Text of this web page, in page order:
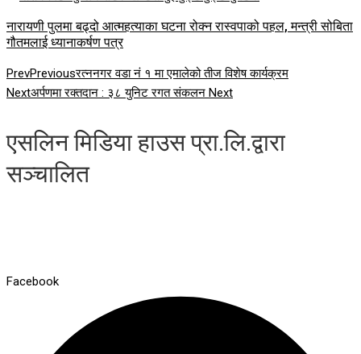
नारायणी पुलमा बढ्दो आत्महत्याका घटना रोक्न रास्वपाको पहल, मन्त्री सोबिता
गौतमलाई ध्यानाकर्षण पत्र
PrevPreviousरत्ननगर वडा नं १ मा एमालेको तीज विशेष कार्यक्रम
Nextअर्पणमा रक्तदान : ३८ युनिट रगत संकलन Next
एसलिन मिडिया हाउस प्रा.लि.द्वारा
सञ्चालित
Facebook